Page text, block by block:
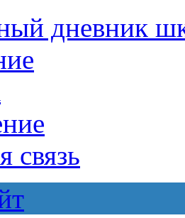
дневник
связь